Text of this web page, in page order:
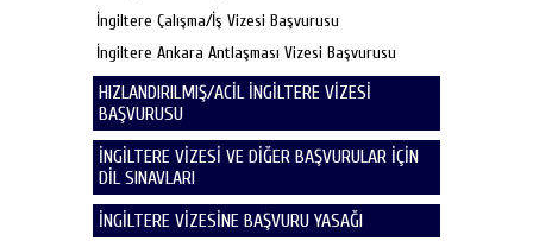
İngiltere Çalışma/İş Vizesi Başvurusu
İngiltere Ankara Antlaşması Vizesi Başvurusu
HIZLANDIRILMIŞ/ACİL İNGİLTERE VİZESİ
BAŞVURUSU
İNGİLTERE VİZESİ VE DİĞER BAŞVURULAR İÇİN
DİL SINAVLARI
İNGİLTERE VİZESİNE BAŞVURU YASAĞI